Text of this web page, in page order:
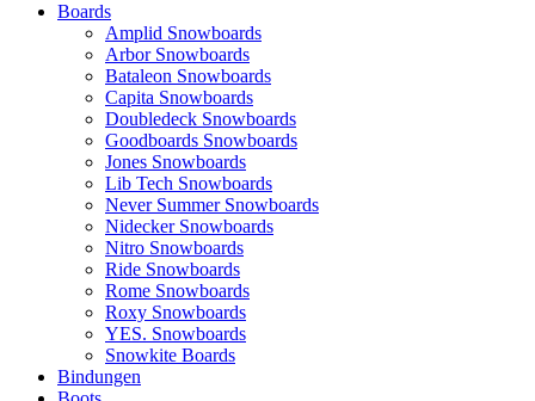
Boards
Amplid Snowboards
Arbor Snowboards
Bataleon Snowboards
Capita Snowboards
Doubledeck Snowboards
Goodboards Snowboards
Jones Snowboards
Lib Tech Snowboards
Never Summer Snowboards
Nidecker Snowboards
Nitro Snowboards
Ride Snowboards
Rome Snowboards
Roxy Snowboards
YES. Snowboards
Snowkite Boards
Bindungen